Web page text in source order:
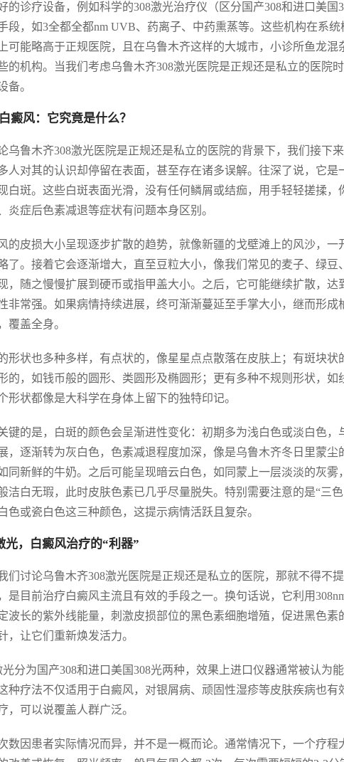
的诊疗设备，例如科学的308激光治疗仪（区分国产308和进口美
段，如3全都全都nm UVB、药离子、中药熏蒸等。这些机构在系
可能略高于正规医院，且在乌鲁木齐这样的大城市，小诊所鱼龙
的机构。当我们考虑乌鲁木齐308激光医院是正规还是私立的医院
备。
癜风：它究竟是什么？
乌鲁木齐308激光医院是正规还是私立的医院的背景下，我们接下
人对其的认识却停留在表面，甚至存在诸多误解。往深了说，它
白斑。这些白斑表面光滑，没有任何鳞屑或结痂，用手轻轻搓揉
炎症后色素减退等症状有问题本身区别。
的皮损大小呈现逐步扩散的趋势，就像新疆的戈壁滩上的风沙，
了。接着它会逐渐增大，直至豆粒大小，像我们常见的麦子、绿
，随之慢慢扩展到硬币或指甲盖大小。之后，它可能继续扩散，达
非常强。如果病情持续进展，终可渐渐蔓延至手掌大小，继而形
覆盖全身。
形状也多种多样，有点状的，像星星点点散落在皮肤上；有斑块
的，如钱币般的圆形、类圆形及椭圆形；更有多种不规则形状，如
形状都像是大科学在身体上留下的独特印记。
键的是，白斑的颜色会呈渐进性变化：初期多为浅白色或淡白色
，逐渐转为灰白色，色素减退程度加深，像是乌鲁木齐冬日里蒙
同新鲜的牛奶。之后可能呈现暗云白色，如同蒙上一层淡淡的灰
洁白无瑕，此时皮肤色素已几乎尽量脱失。特别需要注意的是“三
色或瓷白色这三种颜色，这提示病情活跃且复杂。
光，白癜风治疗的“利器”
们讨论乌鲁木齐308激光医院是正规还是私立的医院，那就不得不
是目前治疗白癜风主流且有效的手段之一。换句话说，它利用
波长的紫外线能量，刺激皮损部位的黑色素细胞增殖，促进黑色
，让它们重新焕发活力。
光分为国产308和进口美国308光两种，效果上进口仪器通常被认为
种疗法不仅适用于白癜风，对银屑病、顽固性湿疹等皮肤疾病也
，可以说覆盖人群广泛。
数因患者实际情况而异，并不是一概而论。通常情况下，一个疗程